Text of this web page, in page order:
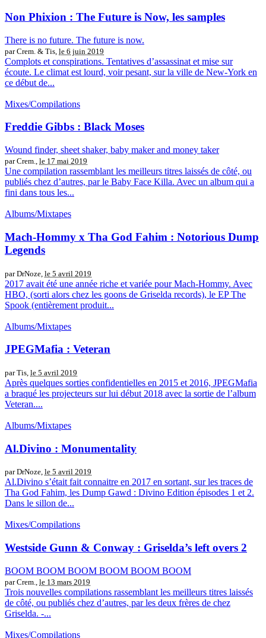
Non Phixion : The Future is Now, les samples
There is no future. The future is now.
par Crem. & Tis, le 6 juin 2019
Complots et conspirations. Tentatives d’assassinat et mise sur
écoute. Le climat est lourd, voir pesant, sur la ville de New-York en
ce début de...
Mixes/Compilations
Freddie Gibbs : Black Moses
Wound finder, sheet shaker, baby maker and money taker
par Crem., le 17 mai 2019
Une compilation rassemblant les meilleurs titres laissés de côté, ou
publiés chez d’autres, par le Baby Face Killa. Avec un album qui a
fini dans tous les...
Albums/Mixtapes
Mach-Hommy x Tha God Fahim : Notorious Dump
Legends
par DrNoze, le 5 avril 2019
2017 avait été une année riche et variée pour Mach-Hommy. Avec
HBO, (sorti alors chez les goons de Griselda records), le EP The
Spook (entièrement produit...
Albums/Mixtapes
JPEGMafia : Veteran
par Tis, le 5 avril 2019
Après quelques sorties confidentielles en 2015 et 2016, JPEGMafia
a braqué les projecteurs sur lui début 2018 avec la sortie de l’album
Veteran....
Albums/Mixtapes
Al.Divino : Monumentality
par DrNoze, le 5 avril 2019
Al.Divino s’était fait connaitre en 2017 en sortant, sur les traces de
Tha God Fahim, les Dump Gawd : Divino Edition épisodes 1 et 2.
Dans le sillon de...
Mixes/Compilations
Westside Gunn & Conway : Griselda’s left overs 2
BOOM BOOM BOOM BOOM BOOM BOOM
par Crem., le 13 mars 2019
Trois nouvelles compilations rassemblant les meilleurs titres laissés
de côté, ou publiés chez d’autres, par les deux frères de chez
Griselda. -...
Mixes/Compilations